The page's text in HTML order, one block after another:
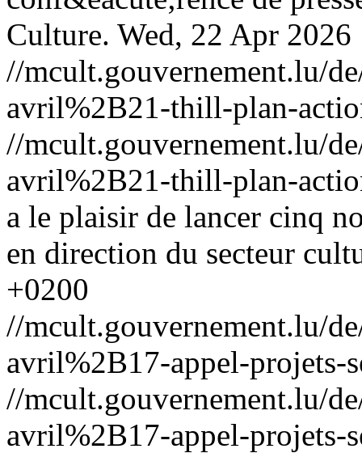
Culture. Wed, 22 Apr
//mcult.gouvernement.lu/
avril%2B21-thill-plan-
//mcult.gouvernement.lu/
avril%2B21-thill-plan-
a le plaisir de lancer cinq
en direction du secteur
+0200
//mcult.gouvernement.lu/
avril%2B17-appel-projets-
//mcult.gouvernement.lu/
avril%2B17-appel-projets-